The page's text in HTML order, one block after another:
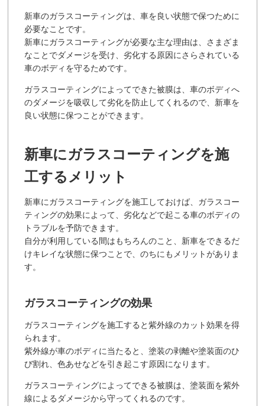
新車のガラスコーティングは、車を良い状態で保つために
必要なことです。
新車にガラスコーティングが必要な主な理由は、さまざま
なことでダメージを受け、劣化する原因にさらされている
車のボディを守るためです。
ガラスコーティングによってできた被膜は、車のボディへ
のダメージを吸収して劣化を防止してくれるので、新車を
良い状態に保つことができます。
新車にガラスコーティングを施
工するメリット
新車にガラスコーティングを施工しておけば、ガラスコー
ティングの効果によって、劣化などで起こる車のボディの
トラブルを予防できます。
自分が利用している間はもちろんのこと、新車をできるだ
けキレイな状態に保つことで、のちにもメリットがありま
す。
ガラスコーティングの効果
ガラスコーティングを施工すると紫外線のカット効果を得
られます。
紫外線が車のボディに当たると、塗装の剥離や塗装面のひ
び割れ、色あせなどを引き起こす原因になります。
ガラスコーティングによってできる被膜は、塗装面を紫外
線によるダメージから守ってくれるのです。